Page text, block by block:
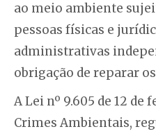
ao meio ambiente
pessoas físicas e
administrativas
obrigação de reparar
A Lei nº 9.605 de 12 de
Crimes Ambientais,